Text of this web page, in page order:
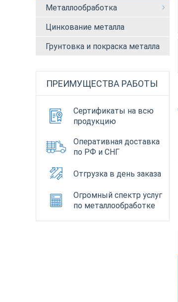
Металлообработка
Цинкование металла
Грунтовка и покраска металла
ПРЕИМУЩЕСТВА РАБОТЫ
Сертификаты на всю
продукцию
Оперативная доставка
по РФ и СНГ
Отгрузка в день заказа
Огромный спектр услуг
по металлообработке